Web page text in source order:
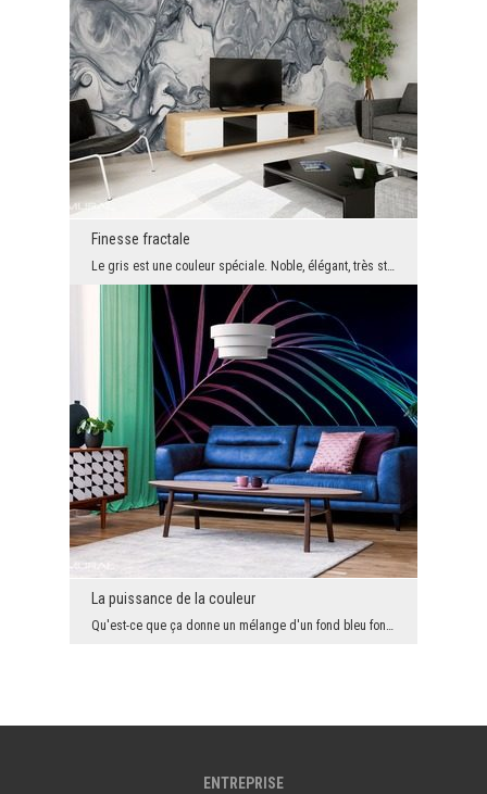
Finesse fractale
Le gris est une couleur spéciale. Noble, élégant, très stylé. C'est pourquoi les Polonais l'appor...
La puissance de la couleur
Qu'est-ce que ça donne un mélange d'un fond bleu fonce avec une dose de couleurs sous la forme d'...
ENTREPRISE